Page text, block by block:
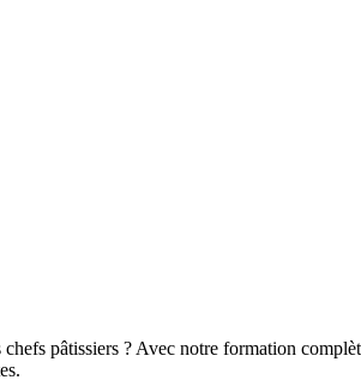
pâtissiers ? Avec notre formation